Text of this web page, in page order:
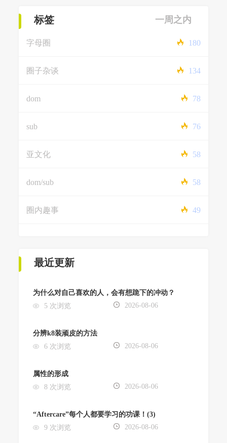
标签 一周之内
字母圈 180
圈子杂谈 134
dom 78
sub 76
亚文化 58
dom/sub 58
圈内趣事 49
最近更新
为什么对自己喜欢的人，会有想跪下的冲动？
5 次浏览
2026-08-06
分辨k8装顽皮的方法
6 次浏览
2026-08-06
属性的形成
8 次浏览
2026-08-06
“Aftercare”每个人都要学习的功课！(3)
9 次浏览
2026-08-06